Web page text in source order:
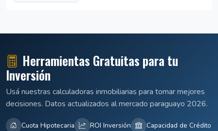
Herramientas Gratuitas para tu
Inversión
Usá nuestras calculadoras inmobiliarias para tomar mejores
decisiones. Datos actualizados al mercado paraguayo 2026.
Cuota Hipotecaria ROI Inversión
Capacidad de Crédito